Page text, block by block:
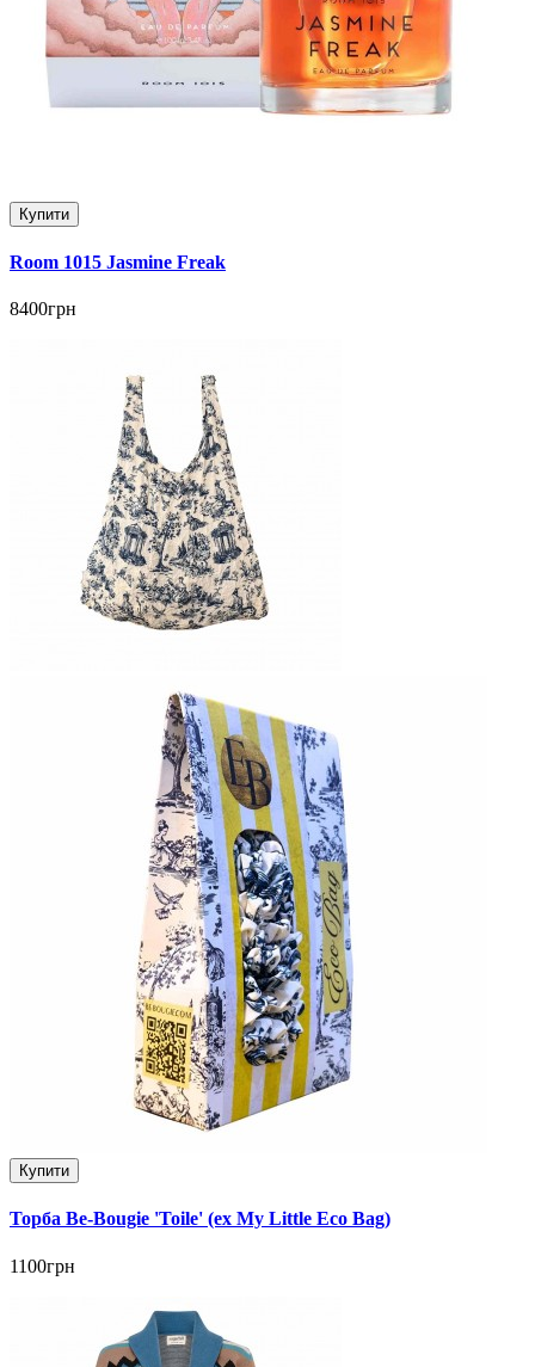
Купити
Room 1015 Jasmine Freak
8400грн
Купити
Торба Be-Bougie 'Toile' (ex My Little Eco Bag)
1100грн